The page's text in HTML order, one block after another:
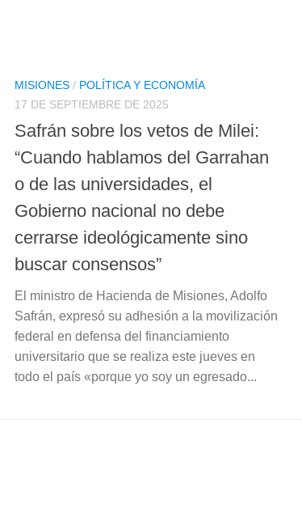
MISIONES / POLÍTICA Y ECONOMÍA
17 DE SEPTIEMBRE DE 2025
Safrán sobre los vetos de Milei:
“Cuando hablamos del Garrahan
o de las universidades, el
Gobierno nacional no debe
cerrarse ideológicamente sino
buscar consensos”
El ministro de Hacienda de Misiones, Adolfo
Safrán, expresó su adhesión a la movilización
federal en defensa del financiamiento
universitario que se realiza este jueves en
todo el país «porque yo soy un egresado...